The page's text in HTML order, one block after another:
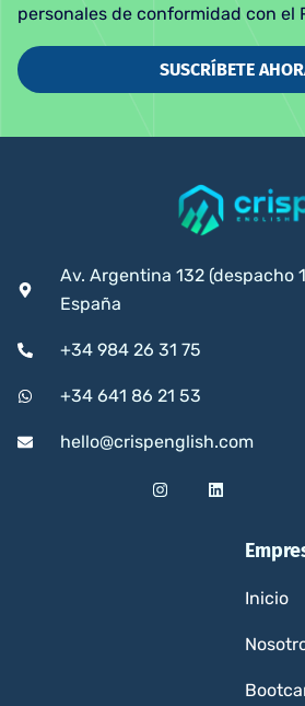
personales de conformidad con el
SUSCRÍBETE
Av. Argentina 132 (despacho
España
+34 984 26 31 75
+34 641 86 21 53
hello@crispenglish.com
Inicio